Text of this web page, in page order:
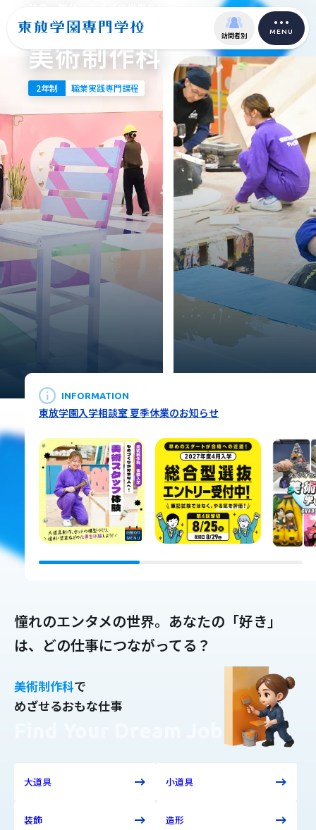
訪問者別 MENU
美術のチカラで魅せる！
美術制作科
2年制 職業実践専門課程
INFORMATION
東放学園入学相談室 夏季休業のお知らせ
憧れのエンタメの世界。 あなたの「好き」
は、どの仕事につながってる？
美術制作科で
めざせるおもな仕事
大道具 小道具
装飾 造形